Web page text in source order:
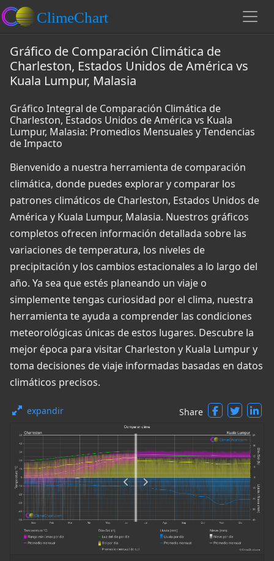
Gráfico de Comparación Climática de
Charleston, Estados Unidos de América vs
Kuala Lumpur, Malasia
Gráfico Integral de Comparación Climática de
Charleston, Estados Unidos de América vs Kuala
Lumpur, Malasia: Promedios Mensuales y Tendencias
de Impacto
Bienvenido a nuestra herramienta de comparación
climática, donde puedes explorar y comparar los
patrones climáticos de Charleston, Estados Unidos de
América y Kuala Lumpur, Malasia. Nuestros gráficos
completos ofrecen información detallada sobre las
variaciones de temperatura, los niveles de
precipitación y los cambios estacionales a lo largo del
año. Ya sea que estés planeando un viaje o
simplemente tengas curiosidad por el clima, nuestra
herramienta te ayuda a comprender las condiciones
meteorológicas únicas de estos lugares. Descubre la
mejor época para visitar Charleston y Kuala Lumpur y
toma decisiones de viaje informadas basadas en datos
climáticos precisos.
expandir Share